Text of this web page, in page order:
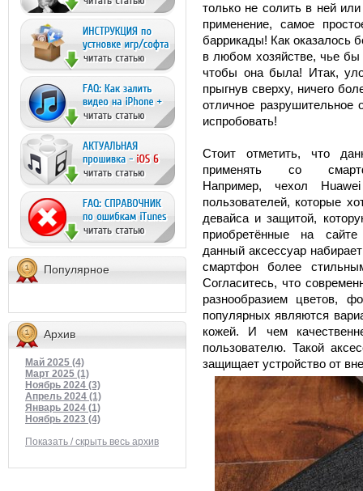
Популярное
Архив
Май 2025 (4)
Март 2025 (1)
Ноябрь 2024 (3)
Апрель 2024 (1)
Январь 2024 (1)
Ноябрь 2023 (4)
Показать / скрыть весь архив
только не солить в ней
применение, самое
баррикады! Как оказалось
в любом хозяйстве, чье
чтобы она была! Итак,
прыгнув сверху, ничего
отличное
испробовать!
Стоит отметить, что
применять со
Например, чехол
пользователей, которые
девайса и защитой,
приобретённые на
данный аксессуар
смартфон более
Согласитесь, что
разнообразием цветов,
популярных являются
кожей. И чем
пользователю. Такой
защищает устройство от